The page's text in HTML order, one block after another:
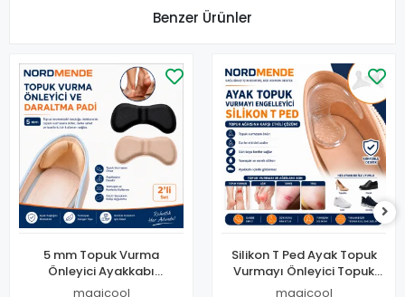
Benzer Ürünler
5 mm Topuk Vurma
Önleyici Ayakkabı
Daraltma Pedi
magicool
Silikon T Ped Ayak Topuk
Vurmayı Önleyici Topuk
Koruyucu
magicool